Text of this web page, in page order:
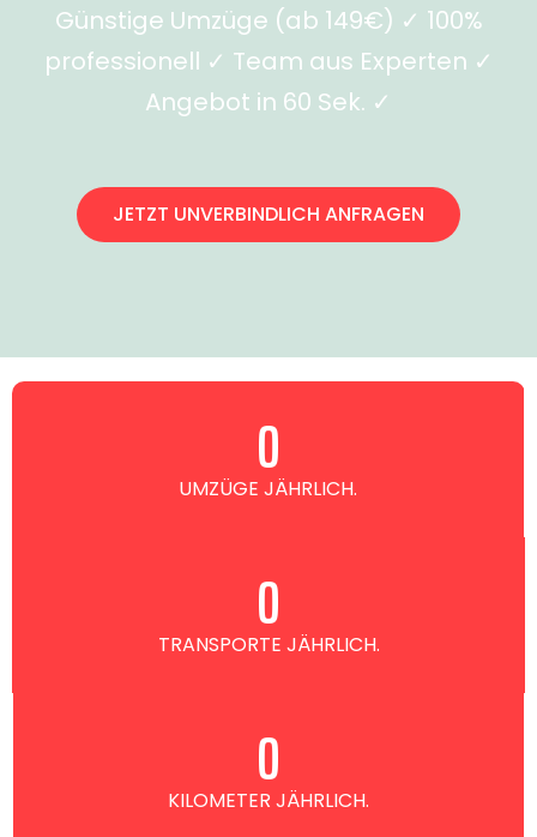
Günstige Umzüge (ab 149€) ✓ 100%
professionell ✓ Team aus Experten ✓
Angebot in 60 Sek. ✓
JETZT UNVERBINDLICH ANFRAGEN
UMZÜGE JÄHRLICH.
0
TRANSPORTE JÄHRLICH.
0
KILOMETER JÄHRLICH.
0